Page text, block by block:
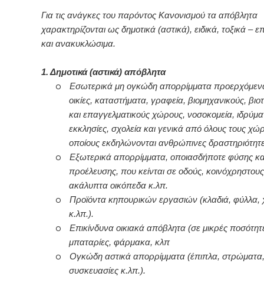
Για τις ανάγκες του παρόντος Κανονισμού τα απόβλητα
χαρακτηρίζονται ως δημοτικά (αστικά), ειδικά, τοξικά –
και ανακυκλώσιμα.
1. Δημοτικά (αστικά) απόβλητα
o
Εσωτερικά μη ογκώδη απορρίμματα
οικίες, καταστήματα, γραφεία, βιομηχανικούς,
και επαγγελματικούς χώρους, νοσοκομεία,
εκκλησίες, σχολεία και γενικά από όλους τους
οποίους εκδηλώνονται ανθρώπινες
o
Εξωτερικά απορρίμματα, οποιασδήποτε φύσης
προέλευσης, που κείνται σε οδούς,
ακάλυπτα οικόπεδα κ.λπ.
o
Προϊόντα κηπουρικών εργασιών (κλαδιά, φύλλα,
κ.λπ.).
o
Επικίνδυνα οικιακά απόβλητα (σε μικρές
μπαταρίες, φάρμακα, κλπ
o
Ογκώδη αστικά απορρίμματα (έπιπλα,
συσκευασίες κ.λπ.).